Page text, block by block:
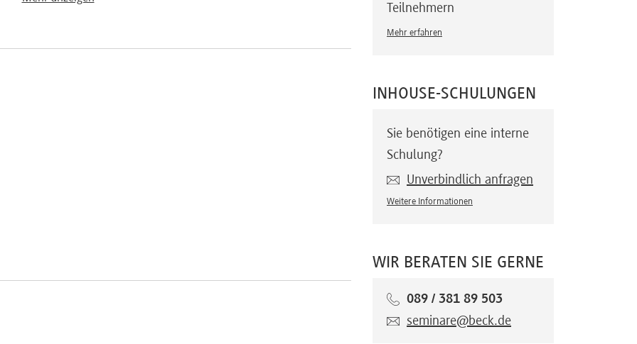
Angestellte
Teilnehmern
Mehr erfahren
INHOUSE-SCHULUNGEN
Sie benötigen eine interne
Schulung?
Unverbindlich anfragen
Weitere Informationen
WIR BERATEN SIE GERNE
089 / 381 89 503
seminare@beck.de